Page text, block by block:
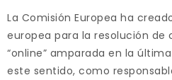
La Comisión Europea ha
europea para la resolución
“online” amparada en la
este sentido, como